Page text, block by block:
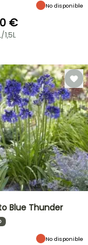
No disponible
€
1,5L
Blue Thunder
No disponible